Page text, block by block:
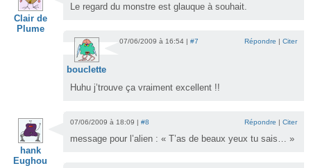
Clair de
Plume
Le regard du monstre est glauque à souhait.
bouclette
07/06/2009 à 16:54 | #7 Répondre | Citer
Huhu j’trouve ça vraiment excellent !!
hank
Eughou
07/06/2009 à 18:09 | #8 Répondre | Citer
message pour l’alien : « T’as de beaux yeux tu sais… »